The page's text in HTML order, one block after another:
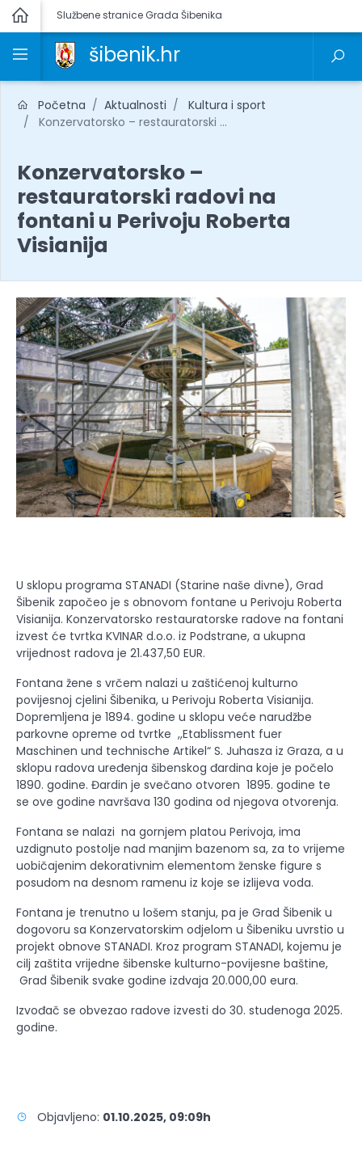
Službene stranice Grada Šibenika
šibenik.hr
Početna Aktualnosti
Kultura i sport
Konzervatorsko – restauratorski ...
Konzervatorsko –
restauratorski radovi na
fontani u Perivoju Roberta
Visianija
U sklopu programa STANADI (Starine naše divne), Grad
Šibenik započeo je s obnovom fontane u Perivoju Roberta
Visianija. Konzervatorsko restauratorske radove na fontani
izvest će tvrtka KVINAR d.o.o. iz Podstrane, a ukupna
vrijednost radova je 21.437,50 EUR.
Fontana žene s vrčem nalazi u zaštićenoj kulturno
povijesnoj cjelini Šibenika, u Perivoju Roberta Visianija.
Dopremljena je 1894. godine u sklopu veće narudžbe
parkovne opreme od tvrtke ,,Etablissment fuer
Maschinen und technische Artikel“ S. Juhasza iz Graza, a u
sklopu radova uređenja šibenskog đardina koje je počelo
1890. godine. Đardin je svečano otvoren 1895. godine te
se ove godine navršava 130 godina od njegova otvorenja.
Fontana se nalazi na gornjem platou Perivoja, ima
uzdignuto postolje nad manjim bazenom sa, za to vrijeme
uobičajenim dekorativnim elementom ženske figure s
posudom na desnom ramenu iz koje se izlijeva voda.
Fontana je trenutno u lošem stanju, pa je Grad Šibenik u
dogovoru sa Konzervatorskim odjelom u Šibeniku uvrstio u
projekt obnove STANADI. Kroz program STANADI, kojemu je
cilj zaštita vrijedne šibenske kulturno-povijesne baštine,
Grad Šibenik svake godine izdvaja 20.000,00 eura.
Izvođač se obvezao radove izvesti do 30. studenoga 2025.
godine.
Objavljeno: 01.10.2025, 09:09h